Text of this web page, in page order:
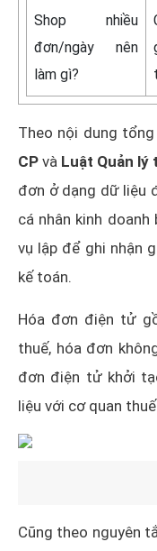
Shop nhiều
đơn/ngày nên
làm gì?
Theo nội dung
CP và Luật Quản lý
đơn ở dạng dữ liệu
cá nhân kinh
vụ lập để ghi nhận
kế toán.
Hóa đơn điện tử
thuế, hóa đơn
đơn điện tử khởi
liệu với cơ quan thuế.
Cũng theo nguyên